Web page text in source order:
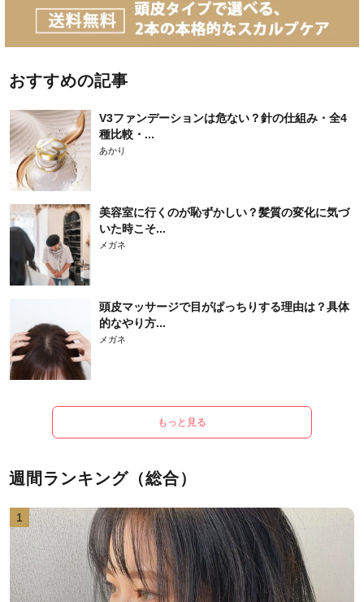
おすすめの記事
V3ファンデーションは危ない？針の仕組み・全4
種比較・...
あかり
美容室に行くのが恥ずかしい？髪質の変化に気づ
いた時こそ...
メガネ
頭皮マッサージで目がぱっちりする理由は？具体
的なやり方...
メガネ
もっと見る
週間ランキング（総合）
1